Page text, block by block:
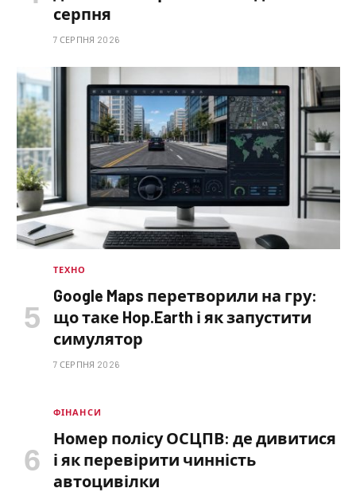
серпня
7 СЕРПНЯ 2026
ТЕХНО
Google Maps перетворили на гру:
що таке Hop.Earth і як запустити
симулятор
7 СЕРПНЯ 2026
ФІНАНСИ
Номер полісу ОСЦПВ: де дивитися
і як перевірити чинність
автоцивілки